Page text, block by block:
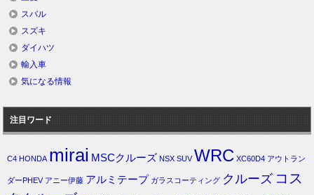
スバル
スズキ
ダイハツ
輸入車
気になる情報
注目ワード
C4 HONDA mirai MSCクルーズ NSX SUV WRC XC60D4 アウトラン
ダーPHEV アニー伊藤 アルミテープ ガラスコーティング クルーズ コス